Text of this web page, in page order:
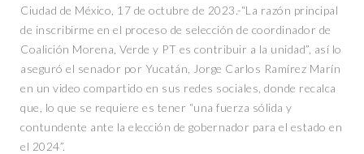
Ciudad de México, 17 de octubre de 2023.-“La razón principal
de inscribirme en el proceso de selección de coordinador de
Coalición Morena, Verde y PT es contribuir a la unidad”, así lo
aseguró el senador por Yucatán, Jorge Carlos Ramírez Marín
en un video compartido en sus redes sociales, donde recalca
que, lo que se requiere es tener “una fuerza sólida y
contundente ante la elección de gobernador para el estado en
el 2024”.